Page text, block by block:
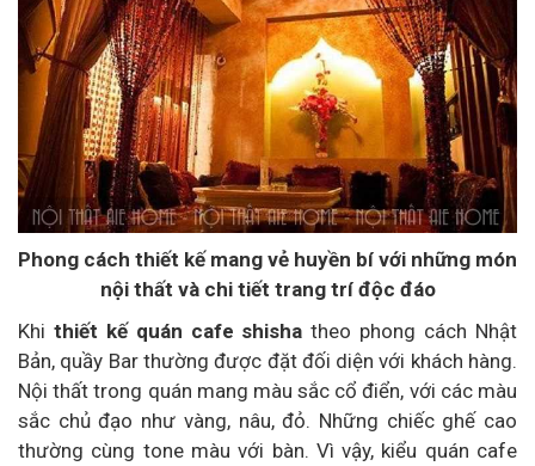
Phong cách thiết kế mang vẻ huyền bí với những món
nội thất và chi tiết trang trí độc đáo
Khi thiết kế quán cafe shisha theo phong cách Nhật
Bản, quầy Bar thường được đặt đối diện với khách hàng.
Nội thất trong quán mang màu sắc cổ điển, với các màu
sắc chủ đạo như vàng, nâu, đỏ. Những chiếc ghế cao
thường cùng tone màu với bàn. Vì vậy, kiểu quán cafe